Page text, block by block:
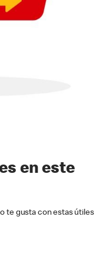
en este
te gusta con estas útiles